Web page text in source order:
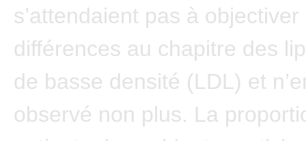
s’attendaient pas à objectiver
différences au chapitre des
de basse densité (LDL) et
observé non plus. La